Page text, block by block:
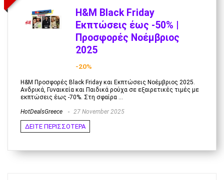
H&M Black Friday
Εκπτώσεις έως -50% |
Προσφορές Νοέμβριος
2025
-20%
H&M Προσφορές Black Friday και Εκπτώσεις Νοέμβριος 2025.
Ανδρικά, Γυναικεία και Παιδικά ρούχα σε εξαιρετικές τιμές με
εκπτώσεις έως -70%. Στη σφαίρα ...
HotDealsGreece 27 November 2025
ΔΕΙΤΕ ΠΕΡΙΣΣΟΤΕΡΑ